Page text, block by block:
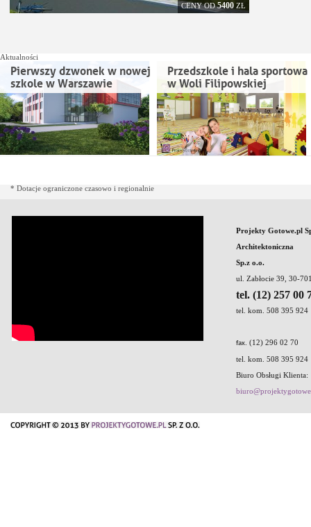
CENY OD5400ZŁ
Aktualności
Pierwszy dzwonek w nowej
szkole w Warszawie
Przedszkole i hala sportowa
w Woli Filipowskiej
* Dotacje ograniczone czasowo i regionalnie
Projekty Gotowe.pl
Architektoniczna
Sp.z o.o.
ul. Zabłocie 39, 30-
tel. (12) 257 00
tel. kom. 508 395 924
fax . (12) 296 02 70
tel. kom. 508 395 924
Biuro Obsługi Klienta: